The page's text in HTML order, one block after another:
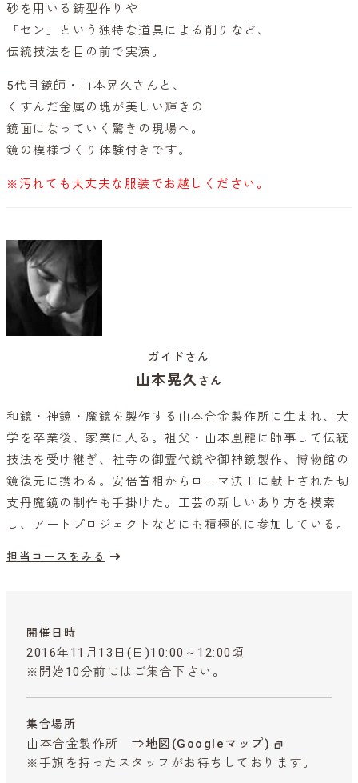
砂を用いる鋳型作りや
「セン」という独特な道具による削りなど、
伝統技法を目の前で実演。
5代目鏡師・山本晃久さんと、
くすんだ金属の塊が美しい輝きの
鏡面になっていく驚きの現場へ。
鏡の模様づくり体験付きです。
※汚れても大丈夫な服装でお越しください。
ガイドさん
山本晃久 さん
和鏡・神鏡・魔鏡を製作する山本合金製作所に生まれ、大
学を卒業後、家業に入る。祖父・山本凰龍に師事して伝統
技法を受け継ぎ、社寺の御霊代鏡や御神鏡製作、博物館の
鏡復元に携わる。安倍首相からローマ法王に献上された切
支丹魔鏡の制作も手掛けた。工芸の新しいあり方を模索
し、アートプロジェクトなどにも積極的に参加している。
担当コースをみる
開催日時
2016年11月13日(日)10:00～12:00頃
※開始10分前にはご集合下さい。
集合場所
山本合金製作所 ⇒地図(Googleマップ)
※手旗を持ったスタッフがお待ちしております。